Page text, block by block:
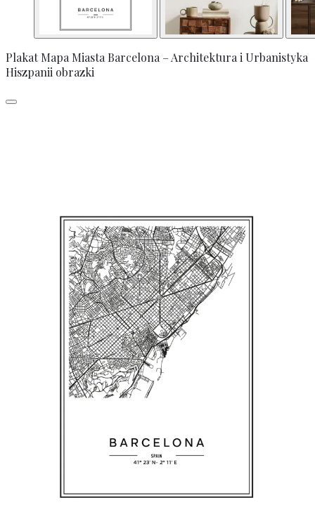
Plakat Mapa Miasta Barcelona – Architektura i Urbanistyka
Hiszpanii obrazki